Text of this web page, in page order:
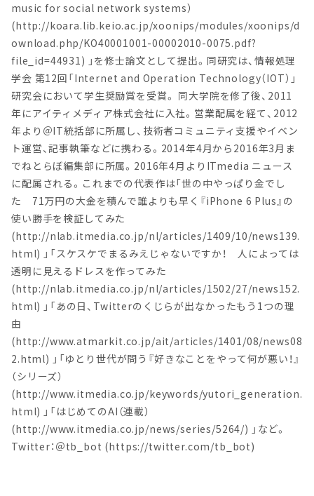
music for social network systems）
(http://koara.lib.keio.ac.jp/xoonips/modules/xoonips/d
ownload.php/KO40001001-00002010-0075.pdf?
file_id=44931) 」を修士論文として提出。同研究は、情報処理
学会 第12回「Internet and Operation Technology（IOT）」
研究会において学生奨励賞を受賞。 同大学院を修了後、2011
年にアイティメディア株式会社に入社。営業配属を経て、2012
年より＠IT統括部に所属し、技術者コミュニティ支援やイベン
ト運営、記事執筆などに携わる。2014年4月から2016年3月ま
でねとらぼ編集部に所属。2016年4月よりITmedia ニュース
に配属される。これまでの代表作は「世の中やっぱり金でし
た 71万円の大金を積んで誰よりも早く『iPhone 6 Plus』の
使い勝手を検証してみた
(http://nlab.itmedia.co.jp/nl/articles/1409/10/news139.
html) 」「スケスケでまるみえじゃないですか！ 人によっては
透明に見えるドレスを作ってみた
(http://nlab.itmedia.co.jp/nl/articles/1502/27/news152.
html) 」「あの日、Twitterのくじらが出なかったもう1つの理
由
(http://www.atmarkit.co.jp/ait/articles/1401/08/news08
2.html) 」「ゆとり世代が問う『好きなことをやって何が悪い！』
（シリーズ）
(http://www.itmedia.co.jp/keywords/yutori_generation.
html) 」「はじめてのAI（連載）
(http://www.itmedia.co.jp/news/series/5264/) 」など。
Twitter：＠tb_bot (https://twitter.com/tb_bot)